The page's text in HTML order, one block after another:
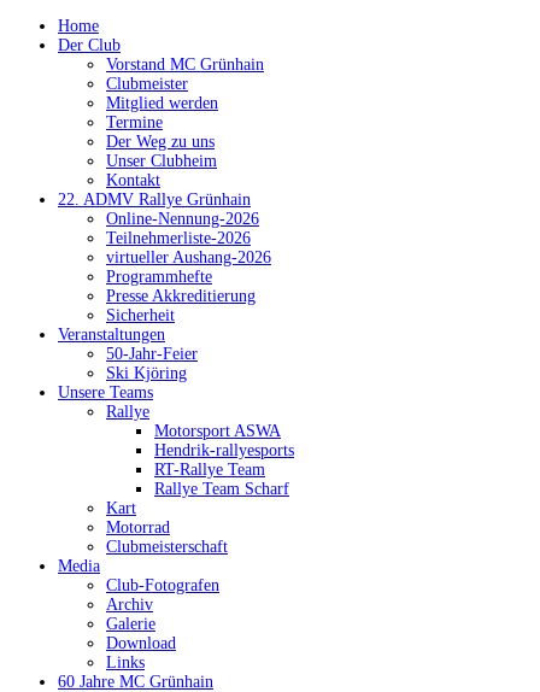
Home
Der Club
Vorstand MC Grünhain
Clubmeister
Mitglied werden
Termine
Der Weg zu uns
Unser Clubheim
Kontakt
22. ADMV Rallye Grünhain
Online-Nennung-2026
Teilnehmerliste-2026
virtueller Aushang-2026
Programmhefte
Presse Akkreditierung
Sicherheit
Veranstaltungen
50-Jahr-Feier
Ski Kjöring
Unsere Teams
Rallye
Motorsport ASWA
Hendrik-rallyesports
RT-Rallye Team
Rallye Team Scharf
Kart
Motorrad
Clubmeisterschaft
Media
Club-Fotografen
Archiv
Galerie
Download
Links
60 Jahre MC Grünhain